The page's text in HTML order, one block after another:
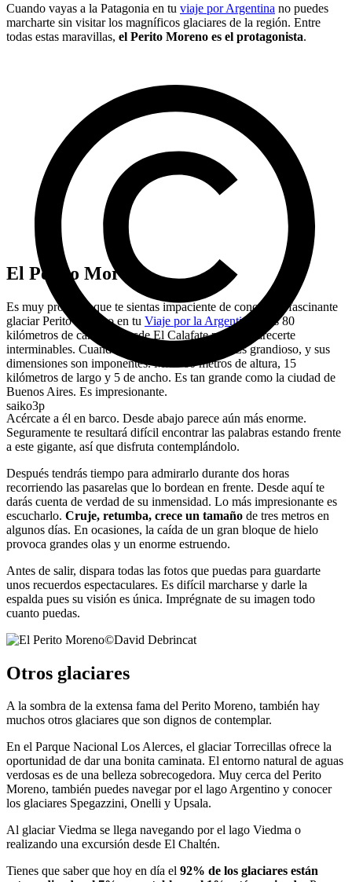
Cuando vayas a la Patagonia en tu viaje por Argentina no puedes
marcharte sin visitar los magníficos glaciares de la región. Entre
todas estas maravillas, el Perito Moreno es el protagonista.
saiko3p
El Perito Moreno
Es muy probable que te sientas impaciente de conocer el fascinante
glaciar Perito Moreno en tu Viaje por la Argentina
. Los 80
kilómetros de carretera desde El Calafate pueden parecerte
interminables. Cuando al fin, lo encontramos. Es grandioso, y sus
dimensiones son imponentes. Mide 60 metros de altura, 15
kilómetros de largo y 5 de ancho. Es tan grande como la ciudad de
Buenos Aires. Es impresionante.
Acércate a él en barco. Desde abajo parece aún más enorme.
Seguramente te resultará difícil encontrar las palabras estando frente
a este gigante, así que disfruta contemplándolo.
Después tendrás tiempo para admirarlo durante dos horas
recorriendo las pasarelas que lo bordean en frente. Desde aquí te
darás cuenta de verdad de su inmensidad. Lo más impresionante es
escucharlo. Cruje, retumba, crece un tamaño de tres metros en
algunos días. En ocasiones, la caída de un gran bloque de hielo
provoca grandes olas y un enorme estruendo.
Antes de salir, dispara todas las fotos que puedas para guardarte
unos recuerdos espectaculares. Es difícil marcharse y darle la
espalda pues su visión es única. Imprégnate de su imagen todo
cuanto puedas.
©David Debrincat
Otros glaciares
A la sombra de la extensa fama del Perito Moreno, también hay
muchos otros glaciares que son dignos de contemplar.
En el Parque Nacional Los Alerces, el glaciar Torrecillas ofrece la
oportunidad de dar una bonita caminata. El entorno natural de aguas
verdosas es de una belleza sobrecogedora. Muy cerca del Perito
Moreno, también puedes navegar por el lago Argentino y conocer
los glaciares Spegazzini, Onelli y Upsala.
Al glaciar Viedma se llega navegando por el lago Viedma o
realizando una excursión desde El Chaltén.
Tienes que saber que hoy en día el 92% de los glaciares están